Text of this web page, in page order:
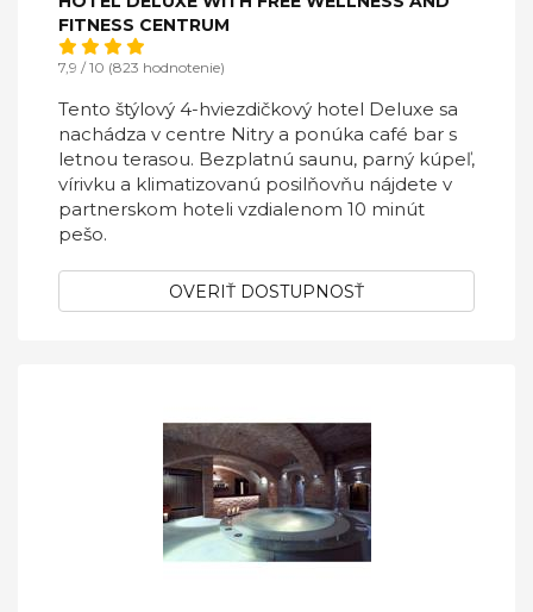
FITNESS CENTRUM
7,9 / 10 (823 hodnotenie)
Tento štýlový 4-hviezdičkový hotel Deluxe sa
nachádza v centre Nitry a ponúka café bar s
letnou terasou. Bezplatnú saunu, parný kúpeľ,
vírivku a klimatizovanú posilňovňu nájdete v
partnerskom hoteli vzdialenom 10 minút
pešo.
OVERIŤ DOSTUPNOSŤ